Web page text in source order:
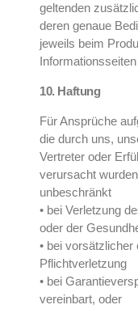
geltenden
deren genaue
jeweils beim
10. Haftung
Für Ansprüche
die durch uns,
Vertreter oder
verursacht
unbeschränkt
• bei Verletzung
oder der
• bei
Pflichtverletzung
• bei
vereinbart, oder